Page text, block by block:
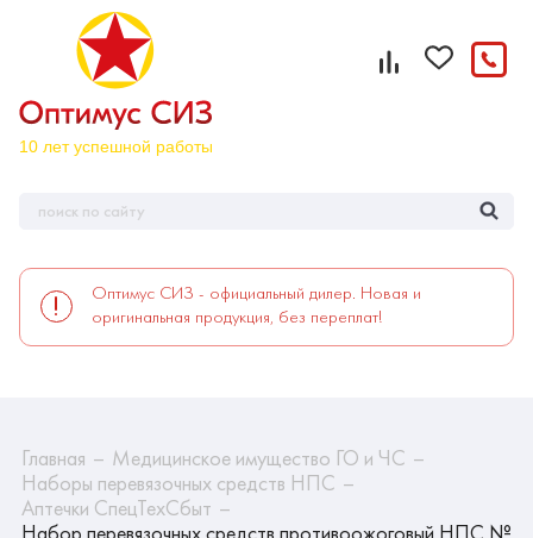
Оптимус СИЗ - официальный дилер. Новая и
оригинальная продукция, без переплат!
Главная
Медицинское имущество ГО и ЧС
Наборы перевязочных средств НПС
Аптечки СпецТехСбыт